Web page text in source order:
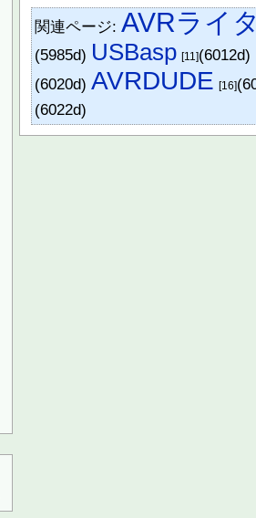
関連ページ:AVRライ
(5985d) USBasp [11](6012d)
(6020d)AVRDUDE [16]
(6022d)